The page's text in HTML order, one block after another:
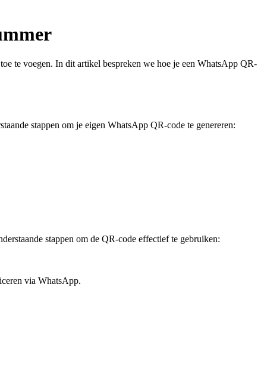
te voegen. In dit artikel bespreken we hoe je een WhatsApp QR-
stappen om je eigen WhatsApp QR-code te genereren:
stappen om de QR-code effectief te gebruiken:
via WhatsApp.